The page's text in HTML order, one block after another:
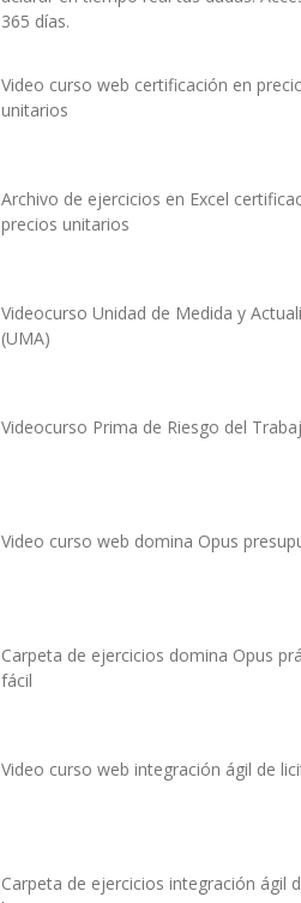
365 días.
Video curso web certificación en
unitarios
Archivo de ejercicios en Excel
precios unitarios
Videocurso Unidad de Medida y
(UMA)
Videocurso Prima de Riesgo del
Video curso web domina Opus
Carpeta de ejercicios domina Opus
fácil
Video curso web integración ágil de
Carpeta de ejercicios integración ágil